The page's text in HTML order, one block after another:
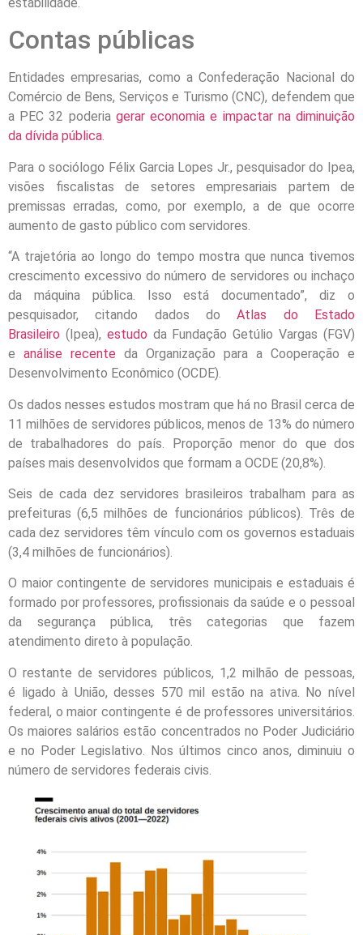
Contas públicas
Entidades empresarias, como a Confederação Nacional do
Comércio de Bens, Serviços e Turismo (CNC), defendem que
a PEC 32 poderia gerar economia e impactar na diminuição
da dívida pública.
Para o sociólogo Félix Garcia Lopes Jr., pesquisador do Ipea,
visões fiscalistas de setores empresariais partem de
premissas erradas, como, por exemplo, a de que ocorre
aumento de gasto público com servidores.
“A trajetória ao longo do tempo mostra que nunca tivemos
crescimento excessivo do número de servidores ou inchaço
da máquina pública. Isso está documentado”, diz o
pesquisador, citando dados doAtlas do Estado
Brasileiro (Ipea), estudo da Fundação Getúlio Vargas (FGV)
e análise recente da Organização para a Cooperação e
Desenvolvimento Econômico (OCDE).
Os dados nesses estudos mostram que há no Brasil cerca de
11 milhões de servidores públicos, menos de 13% do número
de trabalhadores do país. Proporção menor do que dos
países mais desenvolvidos que formam a OCDE (20,8%).
Seis de cada dez servidores brasileiros trabalham para as
prefeituras (6,5 milhões de funcionários públicos). Três de
cada dez servidores têm vínculo com os governos estaduais
(3,4 milhões de funcionários).
O maior contingente de servidores municipais e estaduais é
formado por professores, profissionais da saúde e o pessoal
da segurança pública, três categorias que fazem
atendimento direto à população.
O restante de servidores públicos, 1,2 milhão de pessoas,
é ligado à União, desses 570 mil estão na ativa. No nível
federal, o maior contingente é de professores universitários.
Os maiores salários estão concentrados no Poder Judiciário
e no Poder Legislativo. Nos últimos cinco anos, diminuiu o
número de servidores federais civis.